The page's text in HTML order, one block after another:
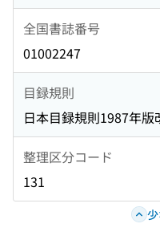
全国書誌番号
01002247
目録規則
日本目録規則1987年版
整理区分コード
131